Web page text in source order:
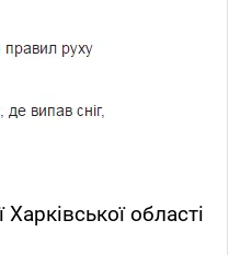
області